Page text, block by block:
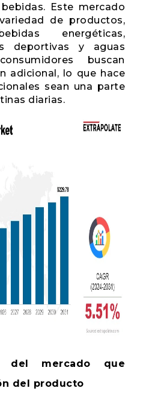
Este mercado
de productos,
energéticas,
deportivas y aguas
buscan
adicional, lo que hace
sean una parte
diarias.
del mercado que
del producto